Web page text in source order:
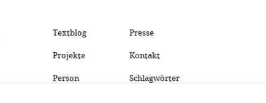
Textblog Presse
Projekte Kontakt
Person Schlagwörter